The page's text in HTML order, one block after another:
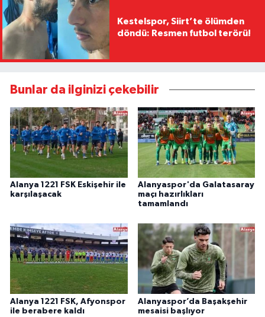
Kestelspor, Siirt’te ölümden
döndü: Resmen futbol terörü!
Bunlar da ilginizi çekebilir
Alanya 1221 FSK Eskişehir ile
karşılaşacak
Alanyaspor'da Galatasaray
maçı hazırlıkları
tamamlandı
Alanya 1221 FSK, Afyonspor
ile berabere kaldı
Alanyaspor’da Başakşehir
mesaisi başlıyor